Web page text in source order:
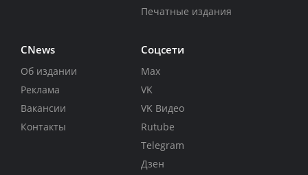
Печатные издания
CNews
Об издании
Реклама
Вакансии
Контакты
Соцсети
Max
VK
VK Видео
Rutube
Telegram
Дзен